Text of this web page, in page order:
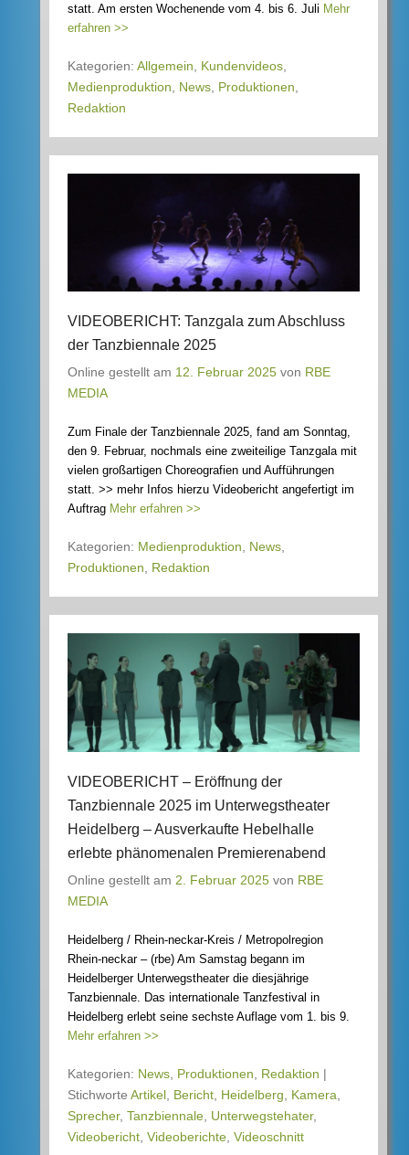
statt. Am ersten Wochenende vom 4. bis 6. Juli Mehr
erfahren >>
Kategorien: Allgemein Kundenvideos
Medienproduktion
News Produktionen
Redaktion
VIDEOBERICHT: Tanzgala zum Abschluss
der Tanzbiennale 2025
Online gestellt am 12. Februar 2025 von RBE
MEDIA
Zum Finale der Tanzbiennale 2025, fand am Sonntag,
den 9. Februar, nochmals eine zweiteilige Tanzgala mit
vielen großartigen Choreografien und Aufführungen
statt. >> mehr Infos hierzu Videobericht angefertigt im
Auftrag Mehr erfahren >>
Kategorien: Medienproduktion, News,
Produktionen, Redaktion
VIDEOBERICHT – Eröffnung der
Tanzbiennale 2025 im Unterwegstheater
Heidelberg – Ausverkaufte Hebelhalle
erlebte phänomenalen Premierenabend
Online gestellt am 2. Februar 2025 von RBE
MEDIA
Heidelberg / Rhein-neckar-Kreis / Metropolregion
Rhein-neckar – (rbe) Am Samstag begann im
Heidelberger Unterwegstheater die diesjährige
Tanzbiennale. Das internationale Tanzfestival in
Heidelberg erlebt seine sechste Auflage vom 1. bis 9.
Mehr erfahren >>
Kategorien: News Produktionen Redaktion |
Stichworte Artikel Bericht Heidelberg Kamera
Sprecher, Tanzbiennale Unterwegstehater,
Videobericht Videoberichte Videoschnitt